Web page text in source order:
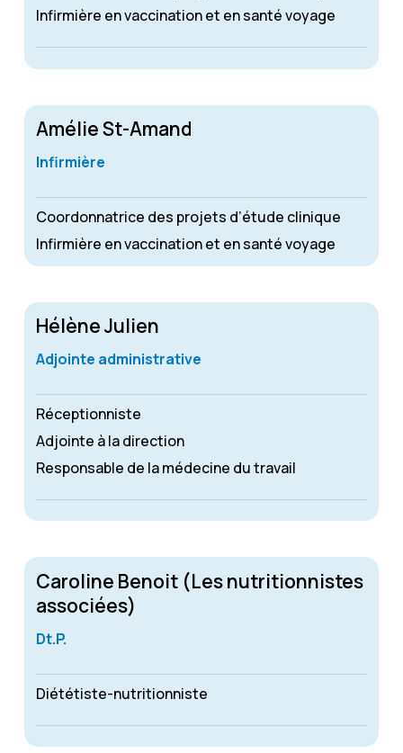
Infirmière en vaccination et en santé voyage
Amélie St-Amand
Infirmière
Coordonnatrice des projets d’étude clinique
Infirmière en vaccination et en santé voyage
Hélène Julien
Adjointe administrative
Réceptionniste
Adjointe à la direction
Responsable de la médecine du travail
Caroline Benoit (Les nutritionnistes
associées)
Dt.P.
Diététiste-nutritionniste